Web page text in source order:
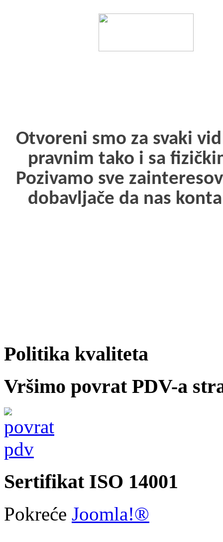
Otvoreni smo za svaki
pravnim tako i sa
Pozivamo sve
dobavljače da nas
Politika kvaliteta
Vršimo povrat PDV-a
Sertifikat ISO 14001
Pokreće Joomla!®